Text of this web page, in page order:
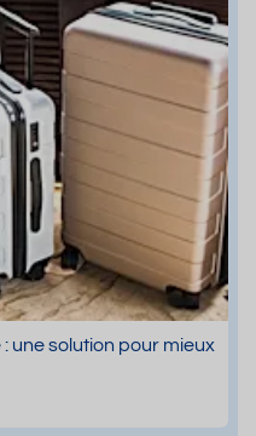
une solution pour mieux